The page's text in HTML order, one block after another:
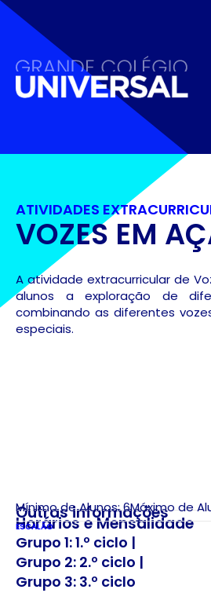
ATIVIDADES
VOZES EM
A atividade extracurricular de
alunos a exploração de
combinando as diferentes
especiais.
Outras informações
Mínimo de Alunos: 6Máximo de
Horários e Mensalidade
ESCALÃO
Grupo 1: 1.º ciclo |
Grupo 2: 2.º ciclo |
Grupo 3: 3.º ciclo